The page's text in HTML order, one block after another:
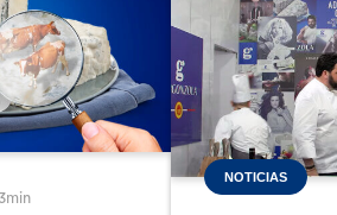
NOTICIAS